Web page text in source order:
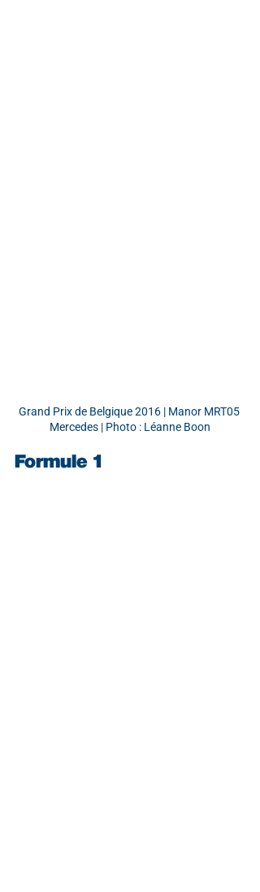
Grand Prix de Belgique 2016 | Manor MRT05
Mercedes | Photo : Léanne Boon
Formule 1